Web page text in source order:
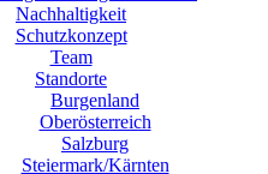
Nachhaltigkeit
Schutzkonzept
Team
Standorte
Burgenland
Oberösterreich
Salzburg
Steiermark/Kärnten